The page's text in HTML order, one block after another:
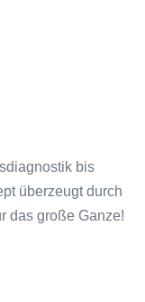
bis
überzeugt durch
das große Ganze!